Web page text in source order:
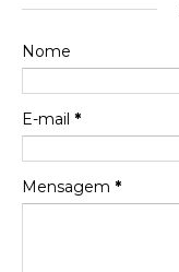
futuras
Francierton
Espero que
que estou de
Nome
E-mail *
Mensagem *